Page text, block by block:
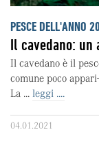
PESCE DELL'ANNO
Il cavedano: un
Il cavedano è il
comune poco
La ... leggi ....
04.01.2021